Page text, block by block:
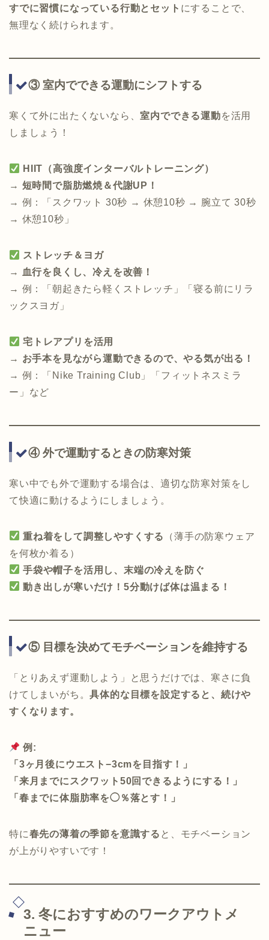
すでに習慣になっている行動とセット にすることで、
無理なく続けられます。
③ 室内でできる運動にシフトする
寒くて外に出たくないなら、室内でできる運動を活用
しましょう！
HIIT（高強度インターバルトレーニング）
→ 短時間で脂肪燃焼＆代謝UP！
→ 例：「スクワット 30秒 → 休憩10秒 → 腕立て 30秒
→ 休憩10秒」
ストレッチ＆ヨガ
→
血行を良くし、冷えを改善！
→ 例：「朝起きたら軽くストレッチ」「寝る前にリラ
ックスヨガ」
宅トレアプリを活用
→ お手本を見ながら運動できるので、やる気が出る！
→ 例：「Nike Training Club」「フィットネスミラ
ー」など
④ 外で運動するときの防寒対策
寒い中でも外で運動する場合は、適切な防寒対策をし
て快適に動けるようにしましょう。
重ね着をして調整しやすくする
（薄手の防寒ウェア
を何枚か着る）
手袋や帽子を活用し、末端の冷えを防ぐ
動き出しが寒いだけ！5分動けば体は温まる！
⑤ 目標を決めてモチベーションを維持する
「とりあえず運動しよう」と思うだけでは、寒さに負
けてしまいがち。具体的な目標を設定すると、続けや
すくなります。
例:
「3ヶ月後にウエスト−3cmを目指す！」
「来月までにスクワット50回できるようにする！」
「春までに体脂肪率を◯％落とす！」
特に春先の薄着の季節を意識する と、モチベーション
が上がりやすいです！
3. 冬におすすめのワークアウトメ
ニュー